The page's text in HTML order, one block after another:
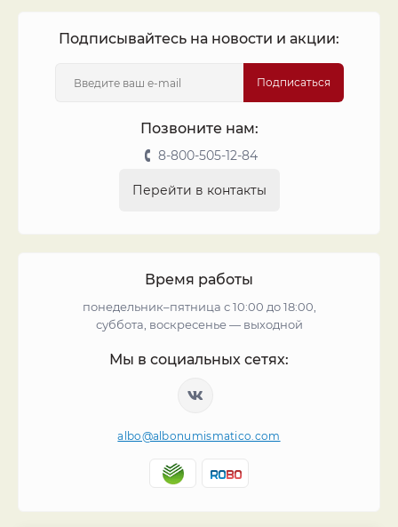
Подписывайтесь на новости и акции:
Подписаться
Позвоните нам:
8-800-505-12-84
Перейти в контакты
Время работы
понедельник–пятница с 10:00 до 18:00,
суббота, воскресенье — выходной
Мы в социальных сетях:
albo@albonumismatico.com